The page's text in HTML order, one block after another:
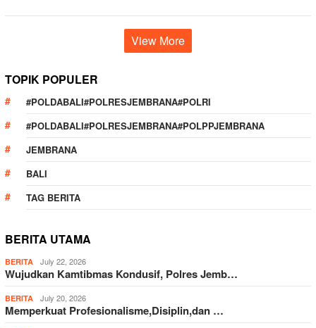
View More
TOPIK POPULER
#POLDABALI#POLRESJEMBRANA#POLRI
#POLDABALI#POLRESJEMBRANA#POLPPJEMBRANA
JEMBRANA
BALI
TAG BERITA
BERITA UTAMA
BERITA July 22, 2026
Wujudkan Kamtibmas Kondusif, Polres Jemb…
BERITA July 20, 2026
Memperkuat Profesionalisme,Disiplin,dan …